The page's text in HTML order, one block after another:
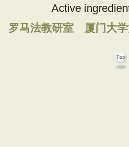
Active
罗马法教研室
厦门大